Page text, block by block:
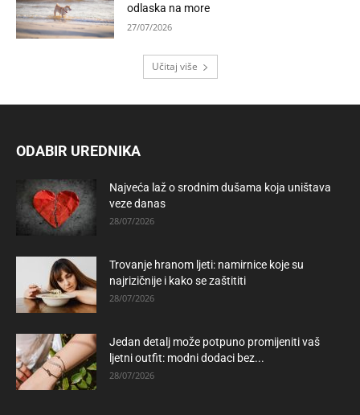
odlaska na more
27/07/2026
Učitaj više
ODABIR UREDNIKA
Najveća laž o srodnim dušama koja uništava
veze danas
28/07/2026
Trovanje hranom ljeti: namirnice koje su
najrizičnije i kako se zaštititi
28/07/2026
Jedan detalj može potpuno promijeniti vaš
ljetni outfit: modni dodaci bez...
28/07/2026